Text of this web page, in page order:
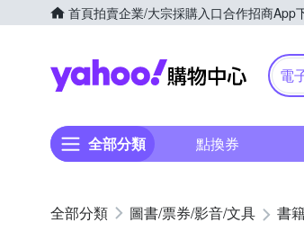
首頁拍賣企業/大宗採購入口合作招商App
Yahoo
電
全部分類 點換券
圖書/票券/影音/文具 書